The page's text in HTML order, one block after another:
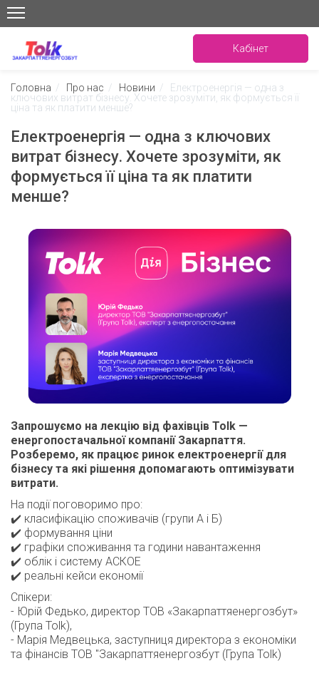
Кабінет
Головна / Про нас / Новини /
Електроенергія — одна з
ключових витрат бізнесу. Хочете зрозуміти, як формується її
ціна та як платити менше?
Електроенергія — одна з ключових
витрат бізнесу. Хочете зрозуміти, як
формується її ціна та як платити
менше?
Запрошуємо на лекцію від фахівців Tolk —
енергопостачальної компанії Закарпаття.
Розберемо, як працює ринок електроенергії для
бізнесу та які рішення допомагають оптимізувати
витрати.
На події поговоримо про:
✔️ класифікацію споживачів (групи А і Б)
✔️ формування ціни
✔️ графіки споживання та години навантаження
✔️ облік і систему АСКОЕ
✔️ реальні кейси економії
Спікери:
- Юрій Федько, директор ТОВ «Закарпаттяенергозбут»
(Група Tolk),
- Марія Медвецька, заступниця директора з економіки
та фінансів ТОВ "Закарпаттяенергозбут (Група Tolk)